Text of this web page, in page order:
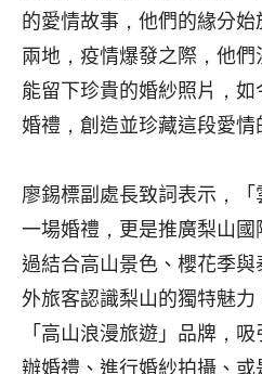
的愛情故事，他們的緣分
兩地，疫情爆發之際，他
能留下珍貴的婚紗照片，
婚禮，創造並珍藏這段愛情
廖錫標副處長致詞表示，
一場婚禮，更是推廣梨山
過結合高山景色、櫻花季
外旅客認識梨山的獨特魅
「高山浪漫旅遊」品牌，
辦婚禮、進行婚紗拍攝、或